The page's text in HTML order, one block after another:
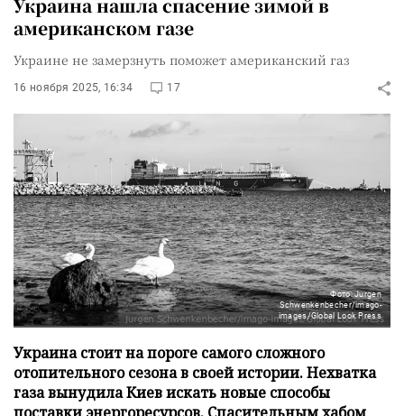
Украина нашла спасение зимой в
американском газе
Украине не замерзнуть поможет американский газ
16 ноября 2025, 16:34 17
Фото: Jurgen
Schwenkenbecher/imago-
images/Global Look Press
Украина стоит на пороге самого сложного
отопительного сезона в своей истории. Нехватка
газа вынудила Киев искать новые способы